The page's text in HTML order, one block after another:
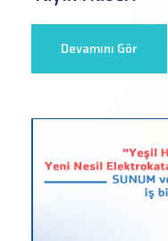
Devamını Gör